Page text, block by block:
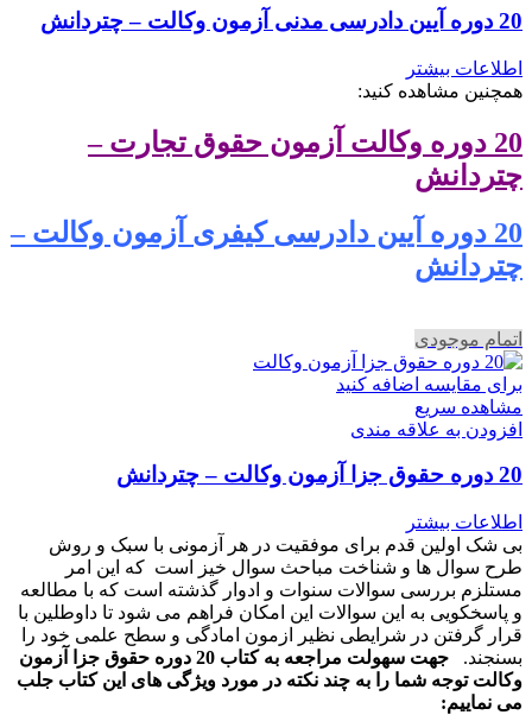
20 دوره آیین دادرسی مدنی آزمون وکالت – چتردانش
اطلاعات بیشتر
همچنین مشاهده کنید:
20 دوره وکالت آزمون حقوق تجارت –
چتردانش
20 دوره آیین دادرسی کیفری آزمون وکالت –
چتردانش
اتمام موجودی
برای مقایسه اضافه کنید
مشاهده سریع
افزودن به علاقه مندی
20 دوره حقوق جزا آزمون وکالت – چتردانش
اطلاعات بیشتر
بی شک اولین قدم برای موفقیت در هر آزمونی با سبک و روش
طرح سوال ها و شناخت مباحث سوال خیز است که این امر
مستلزم بررسی سوالات سنوات و ادوار گذشته است که با مطالعه
و پاسخکویی به این سوالات این امکان فراهم می شود تا داوطلین با
قرار گرفتن در شرایطی نظیر ازمون امادگی و سطح علمی خود را
بسنجند.
جهت سهولت مراجعه به کتاب 20 دوره حقوق جزا آزمون
وکالت توجه شما را به چند نکته در مورد ویژگی های این کتاب جلب
می نماییم: